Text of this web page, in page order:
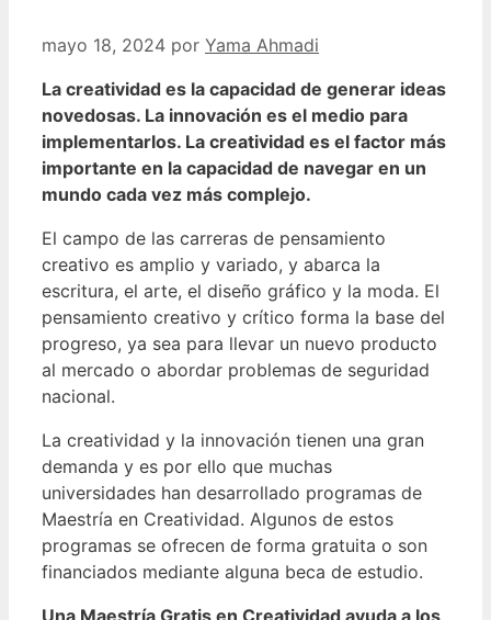
mayo 18, 2024 por Yama Ahmadi
La creatividad es la capacidad de generar ideas
novedosas. La innovación es el medio para
implementarlos. La creatividad es el factor más
importante en la capacidad de navegar en un
mundo cada vez más complejo.
El campo de las carreras de pensamiento
creativo es amplio y variado, y abarca la
escritura, el arte, el diseño gráfico y la moda. El
pensamiento creativo y crítico forma la base del
progreso, ya sea para llevar un nuevo producto
al mercado o abordar problemas de seguridad
nacional.
La creatividad y la innovación tienen una gran
demanda y es por ello que muchas
universidades han desarrollado programas de
Maestría en Creatividad. Algunos de estos
programas se ofrecen de forma gratuita o son
financiados mediante alguna beca de estudio.
Una Maestría Gratis en Creatividad ayuda a los